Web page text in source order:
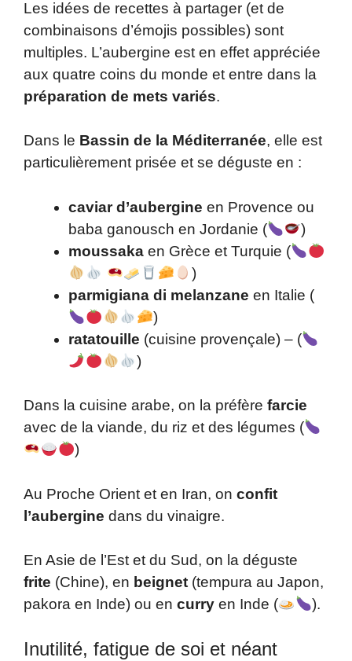
Les idées de recettes à partager (et de
combinaisons d’émojis possibles) sont
multiples. L’aubergine est en effet appréciée
aux quatre coins du monde et entre dans la
préparation de mets variés.
Dans le Bassin de la Méditerranée, elle est
particulièrement prisée et se déguste en :
caviar d’aubergine en Provence ou
baba ganousch en Jordanie (
)
moussaka en Grèce et Turquie (
)
parmigiana di melanzane en Italie (
)
ratatouille (cuisine provençale) – (
)
Dans la cuisine arabe, on la préfère farcie
avec de la viande, du riz et des légumes (
)
Au Proche Orient et en Iran, on confit
l’aubergine dans du vinaigre.
En Asie de l’Est et du Sud, on la déguste
frite (Chine), en beignet (tempura au Japon,
pakora en Inde) ou en curry en Inde ( ).
Inutilité, fatigue de soi et néant